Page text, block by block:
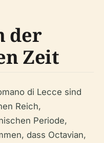
der
Zeit
di Lecce sind
Reich,
Periode,
dass Octavian,